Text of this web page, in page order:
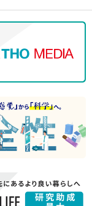
② 新規モニター
③ モニター試
④ モニター試験
⑤ モニター様
⑥ アンケートに
⑦ 統計的な集
人が特定でき
(イ) 弊社とお取引き
ト、名刺交換
取得する個人
① WEBサイトの
② 各種お問合せ